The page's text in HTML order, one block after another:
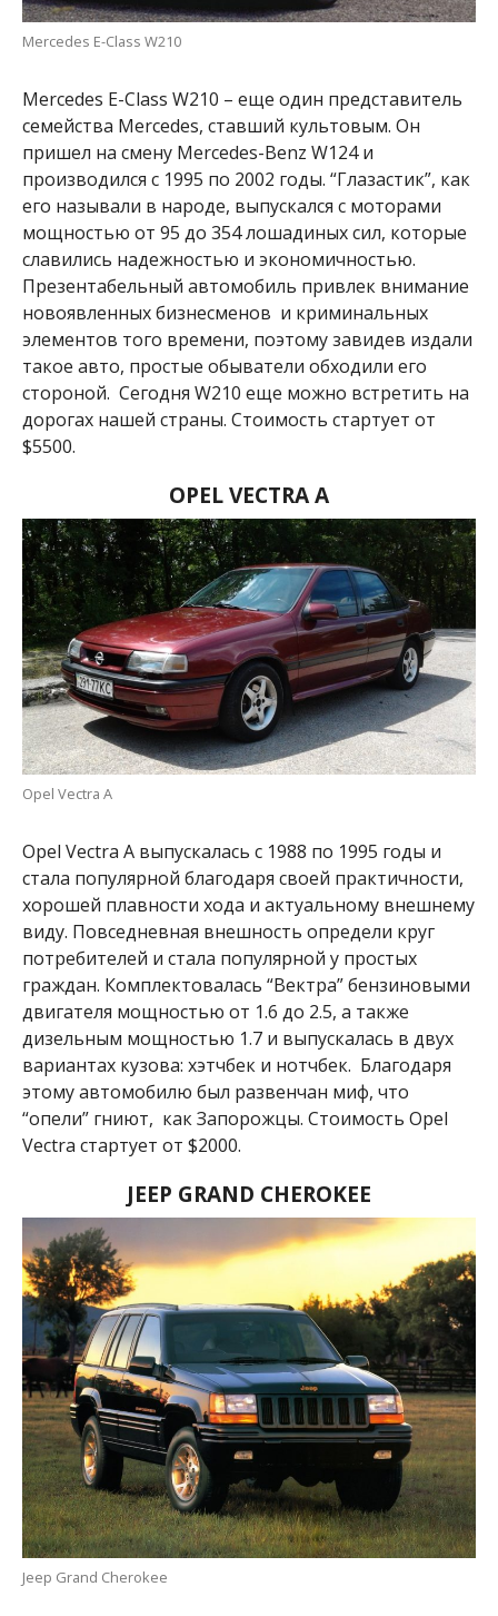
Mercedes E-Class W210
Mercedes E-Class W210 – еще один представитель
семейства Mercedes, ставший культовым. Он
пришел на смену Mercedes-Benz W124 и
производился с 1995 по 2002 годы. “Глазастик”, как
его называли в народе, выпускался с моторами
мощностью от 95 до 354 лошадиных сил, которые
славились надежностью и экономичностью.
Презентабельный автомобиль привлек внимание
новоявленных бизнесменов и криминальных
элементов того времени, поэтому завидев издали
такое авто, простые обыватели обходили его
стороной. Сегодня W210 еще можно встретить на
дорогах нашей страны. Стоимость стартует от
$5500.
OPEL VECTRA А
Opel Vectra А
Opel Vectra А выпускалась с 1988 по 1995 годы и
стала популярной благодаря своей практичности,
хорошей плавности хода и актуальному внешнему
виду. Повседневная внешность определи круг
потребителей и стала популярной у простых
граждан. Комплектовалась “Вектра” бензиновыми
двигателя мощностью от 1.6 до 2.5, а также
дизельным мощностью 1.7 и выпускалась в двух
вариантах кузова: хэтчбек и нотчбек. Благодаря
этому автомобилю был развенчан миф, что
“опели” гниют, как Запорожцы. Стоимость Opel
Vectra стартует от $2000.
JEEP GRAND CHEROKEE
Jeep Grand Cherokee